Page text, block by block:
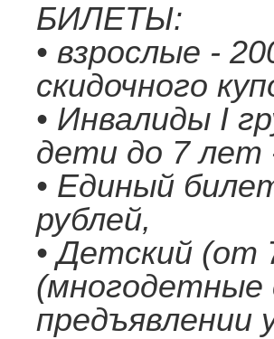
БИЛЕТЫ:
• взрослые -
скидочного
• Инвалиды I
дети до 7 лет
• Единый
рублей,
• Детский (от
(многодетные
предъявлении